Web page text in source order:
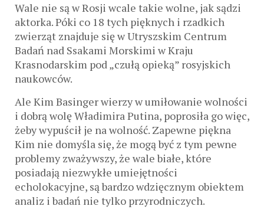
Wale nie są w Rosji wcale takie wolne, jak sądzi
aktorka. Póki co 18 tych pięknych i rzadkich
zwierząt znajduje się w Utryszskim Centrum
Badań nad Ssakami Morskimi w Kraju
Krasnodarskim pod „czułą opieką” rosyjskich
naukowców.
Ale Kim Basinger wierzy w umiłowanie wolności
i dobrą wolę Władimira Putina, poprosiła go więc,
żeby wypuścił je na wolność. Zapewne piękna
Kim nie domyśla się, że mogą być z tym pewne
problemy zważywszy, że wale białe, które
posiadają niezwykłe umiejętności
echolokacyjne, są bardzo wdzięcznym obiektem
analiz i badań nie tylko przyrodniczych.